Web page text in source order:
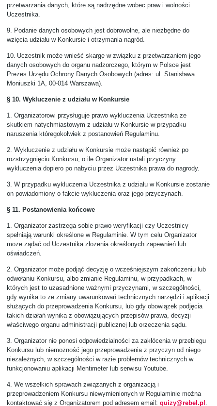
przetwarzania danych, które są nadrzędne wobec praw i wolności
Uczestnika.
9. Podanie danych osobowych jest dobrowolne, ale niezbędne do
wzięcia udziału w Konkursie i otrzymania nagród.
10. Uczestnik może wnieść skargę w związku z przetwarzaniem jego
danych osobowych do organu nadzorczego, którym w Polsce jest
Prezes Urzędu Ochrony Danych Osobowych (adres: ul. Stanisława
Moniuszki 1A, 00-014 Warszawa).
§ 10. Wykluczenie z udziału w Konkursie
1. Organizatorowi przysługuje prawo wykluczenia Uczestnika ze
skutkiem natychmiastowym z udziału w Konkursie w przypadku
naruszenia któregokolwiek z postanowień Regulaminu.
2. Wykluczenie z udziału w Konkursie może nastąpić również po
rozstrzygnięciu Konkursu, o ile Organizator ustali przyczyny
wykluczenia dopiero po nabyciu przez Uczestnika prawa do nagrody.
3. W przypadku wykluczenia Uczestnika z udziału w Konkursie zostanie
on powiadomiony o fakcie wykluczenia oraz jego przyczynach.
§ 11. Postanowienia końcowe
1. Organizator zastrzega sobie prawo weryfikacji czy Uczestnicy
spełniają warunki określone w Regulaminie. W tym celu Organizator
może żądać od Uczestnika złożenia określonych zapewnień lub
oświadczeń.
2. Organizator może podjąć decyzję o wcześniejszym zakończeniu lub
odwołaniu Konkursu, albo zmianie Regulaminu, w przypadkach, w
których jest to uzasadnione ważnymi przyczynami, w szczególności,
gdy wynika to ze zmiany uwarunkowań technicznych narzędzi i aplikacji
służących do przeprowadzenia Konkursu, lub gdy obowiązek podjęcia
takich działań wynika z obowiązujących przepisów prawa, decyzji
właściwego organu administracji publicznej lub orzeczenia sądu.
3. Organizator nie ponosi odpowiedzialności za zakłócenia w przebiegu
Konkursu lub niemożność jego przeprowadzenia z przyczyn od niego
niezależnych, w szczególności w razie problemów technicznych w
funkcjonowaniu aplikacji Mentimeter lub serwisu Youtube.
4. We wszelkich sprawach związanych z organizacją i
przeprowadzeniem Konkursu niewymienionych w Regulaminie można
kontaktować się z Organizatorem pod adresem email: quizy@rebel.pl .